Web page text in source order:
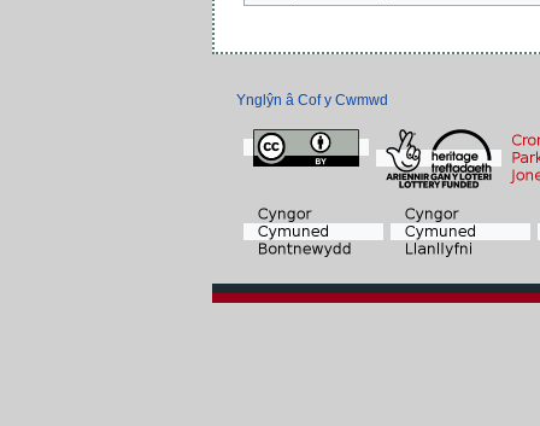
Ynglŷn â Cof y Cwmwd